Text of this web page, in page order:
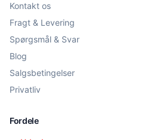
Kontakt os
Fragt & Levering
Spørgsmål & Svar
Blog
Salgsbetingelser
Privatliv
Fordele